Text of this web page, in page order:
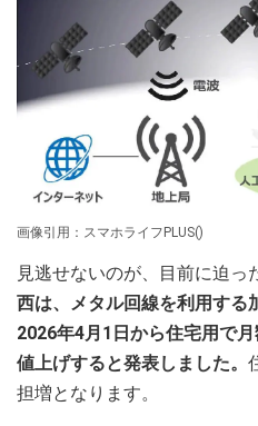
画像引用：スマホライフPLUS()
見逃せないのが、目前に迫っ
西は、メタル回線を利用する
2026年4月1日から住宅用で
値上げすると発表しました。
担増となります。